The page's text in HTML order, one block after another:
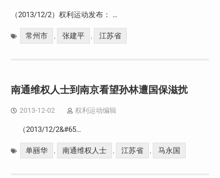
（2013/12/2）权利运动发布： …
常州市 , 张建平 , 江苏省
南通维权人士到南京看望孙林遭国保滋扰
2013-12-02 权利运动编辑
（2013/12/2&#65…
单丽华 , 南通维权人士 , 江苏省 , 马永国